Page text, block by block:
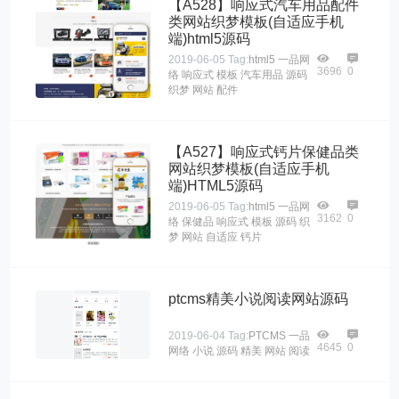
【A528】响应式汽车用品配件
类网站织梦模板(自适应手机
端)html5源码
2019-06-05 Tag: html5 一品网
络 响应式 模板 汽车用品 源码
织梦 网站 配件
3696 0
【A527】响应式钙片保健品类
网站织梦模板(自适应手机
端)HTML5源码
2019-06-05 Tag: html5 一品网
络 保健品 响应式 模板 源码 织
梦 网站 自适应 钙片
3162 0
ptcms精美小说阅读网站源码
2019-06-04 Tag: PTCMS 一品
网络 小说 源码 精美 网站 阅读 4645 0